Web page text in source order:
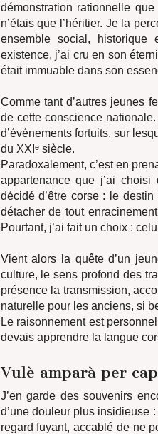
démonstration rationnelle
n’étais que l’héritier. Je la
ensemble social,
existence, j’ai cru en son
était immuable dans son
Comme tant d’autres jeunes
de cette conscience
d’événements fortuits, sur
du XXIᵉ siècle.
Paradoxalement, c’est en
appartenance que j’ai choisi
décidé d’être corse : le
détacher de tout
Pourtant, j’ai fait un choix :
Vient alors la quête d’un
culture, le sens profond des
présence la transmission,
naturelle pour les anciens, si
Le raisonnement est
devais apprendre la langue
Vulè amparà per
J’en garde des souvenirs
d’une douleur plus insidieuse
regard fuyant, accablé de ne